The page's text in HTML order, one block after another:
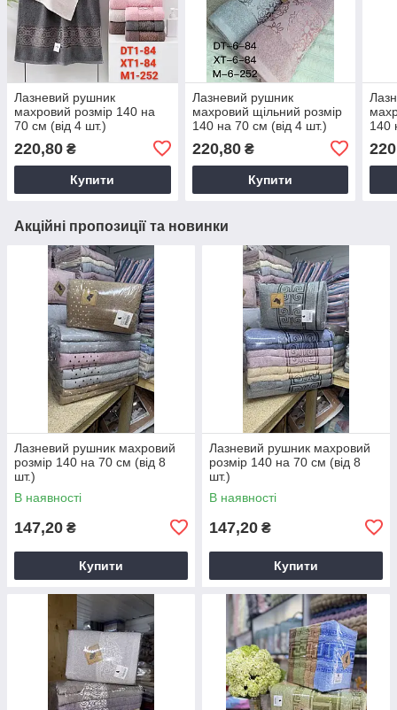
Лазневий рушник
махровий розмір 140 на
70 см (від 4 шт.)
220,80 ₴
Купити
Лазневий рушник
махровий щільний розмір
140 на 70 см (від 4 шт.)
220,80₴
Купити
140
Акційні пропозиції та новинки
Лазневий рушник махровий
розмір 140 на 70 см (від 8
шт.)
В наявності
147,20 ₴
Купити
Лазневий рушник махровий
розмір 140 на 70 см (від 8
шт.)
В наявності
147,20 ₴
Купити